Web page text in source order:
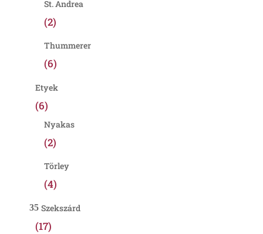
St. Andrea
(2)
Thummerer
(6)
Etyek
(6)
Nyakas
(2)
Törley
(4)
Szekszárd
(17)